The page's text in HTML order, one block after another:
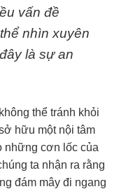
vấn đề
nhìn xuyên
là sự an
thể tránh khỏi
hữu một nội tâm
những cơn lốc của
ta nhận ra rằng
đám mây đi ngang